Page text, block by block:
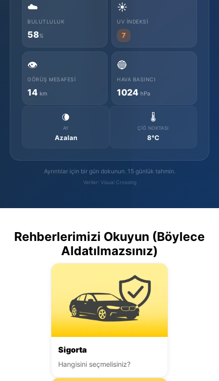
☁️
BULUTLULUK
58%
☀️
UV İNDEKSI
7
👁️
GÖRÜŞ MESAFESI
14 km
🔵
HAVA BASINCI
1024 hPa
🌘
AY
Azalan
🌡️
ÇIĞ NOKTASI
8°C
Ayrıntılar için bir gün dokunun. 15 günlük tahmin.
Veriler: Visual Crossing
Rehberlerimizi Okuyun (Böylece
Aldatılmazsınız)
Sigorta
Hangisini seçmelisiniz?